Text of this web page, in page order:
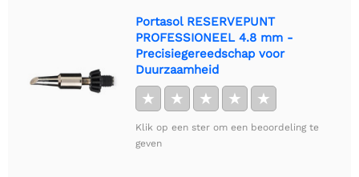
Portasol RESERVEPUNT
PROFESSIONEEL 4.8 mm -
Precisiegereedschap voor
Duurzaamheid
★ ★ ★ ★ ★
Klik op een ster om een beoordeling te
geven